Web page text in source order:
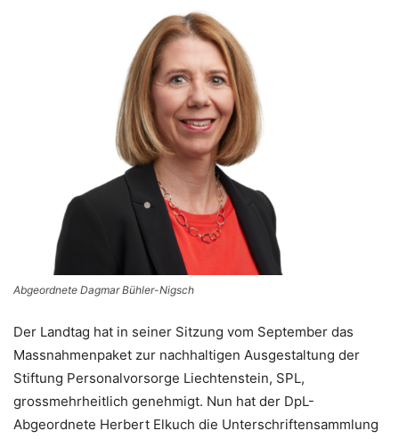
Abgeordnete Dagmar Bühler-Nigsch
Der Landtag hat in seiner Sitzung vom September das
Massnahmenpaket zur nachhaltigen Ausgestaltung der
Stiftung Personalvorsorge Liechtenstein, SPL,
grossmehrheitlich genehmigt. Nun hat der DpL-
Abgeordnete Herbert Elkuch die Unterschriftensammlung